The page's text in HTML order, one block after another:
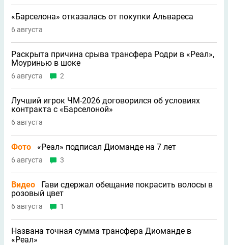
«Барселона» отказалась от покупки Альвареса
6 августа
Раскрыта причина срыва трансфера Родри в «Реал»,
Моуринью в шоке
6 августа 2
Лучший игрок ЧМ-2026 договорился об условиях
контракта с «Барселоной»
6 августа
Фото «Реал» подписал Диоманде на 7 лет
6 августа 3
Видео
Гави сдержал обещание покрасить волосы в
розовый цвет
6 августа 1
Названа точная сумма трансфера Диоманде в
«Реал»